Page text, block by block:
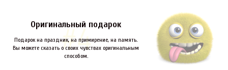
Оригинальный подарок
Подарок на праздник, на примирение, на память.
Вы можете сказать о своих чувствах оригинальным
способом.